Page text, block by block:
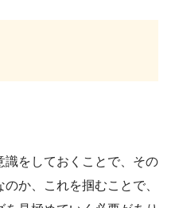
識をしておくことで、その
か、これを掴むことで、